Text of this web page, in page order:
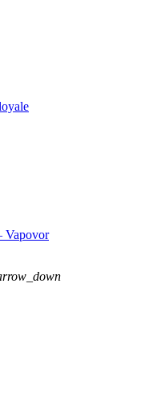
Vapovor